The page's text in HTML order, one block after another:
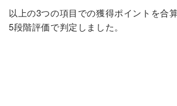
以上の3つの項目での獲得ポイントを合
5段階評価で判定しました。